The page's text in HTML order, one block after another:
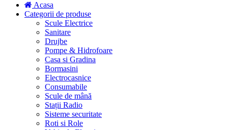
Acasa
Categorii de produse
Scule Electrice
Sanitare
Drujbe
Pompe & Hidrofoare
Casa si Gradina
Bormasini
Electrocasnice
Consumabile
Scule de mână
Stații Radio
Sisteme securitate
Roti si Role